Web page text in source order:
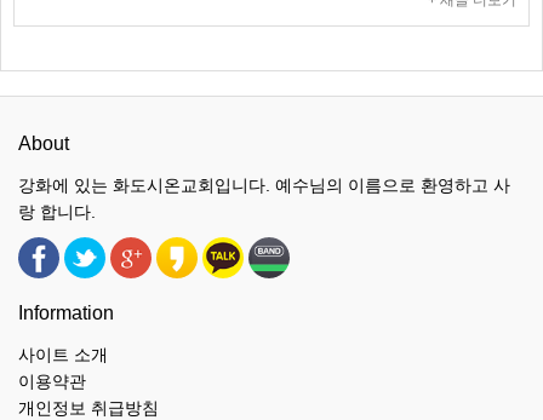
About
강화에 있는 화도시온교회입니다. 예수님의 이름으로 환영하고 사
랑 합니다.
Information
사이트 소개
이용약관
개인정보 취급방침